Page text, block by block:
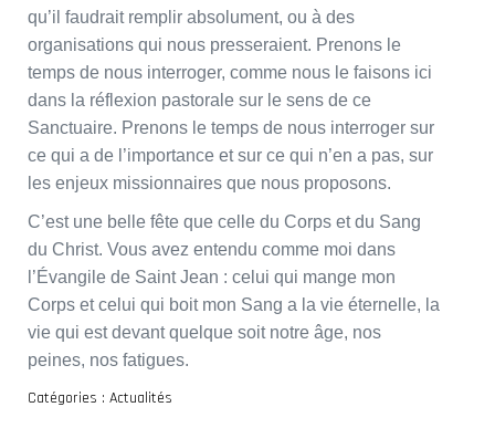
qu’il faudrait remplir absolument, ou à des
organisations qui nous presseraient. Prenons le
temps de nous interroger, comme nous le faisons ici
dans la réflexion pastorale sur le sens de ce
Sanctuaire. Prenons le temps de nous interroger sur
ce qui a de l’importance et sur ce qui n’en a pas, sur
les enjeux missionnaires que nous proposons.
C’est une belle fête que celle du Corps et du Sang
du Christ. Vous avez entendu comme moi dans
l’Évangile de Saint Jean : celui qui mange mon
Corps et celui qui boit mon Sang a la vie éternelle, la
vie qui est devant quelque soit notre âge, nos
peines, nos fatigues.
Catégories : Actualités